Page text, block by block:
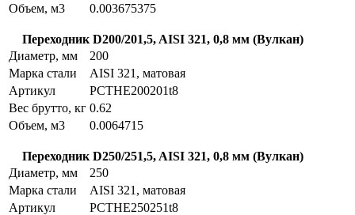
Объем, м3
0.003675375
Переходник D200/201,5, AISI 321, 0,8 мм (Вулкан)
Диаметр, мм
200
Марка стали
AISI 321, матовая
Артикул
PCTHE200201t8
Вес брутто, кг 0.62
Объем, м3
0.0064715
Переходник D250/251,5, AISI 321, 0,8 мм (Вулкан)
Диаметр, мм
250
Марка стали
AISI 321, матовая
Артикул
PCTHE250251t8